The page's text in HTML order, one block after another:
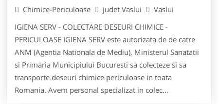
Chimice-Periculoase judet Vaslui
Vaslui
IGIENA SERV - COLECTARE DESEURI CHIMICE -
PERICULOASE IGIENA SERV este autorizata de de catre
ANM (Agentia Nationala de Mediu), Ministerul Sanatatii
si Primaria Municipiului Bucuresti sa colecteze si sa
transporte deseuri chimice periculoase in toata
Romania. Avem personal specializat in colec...